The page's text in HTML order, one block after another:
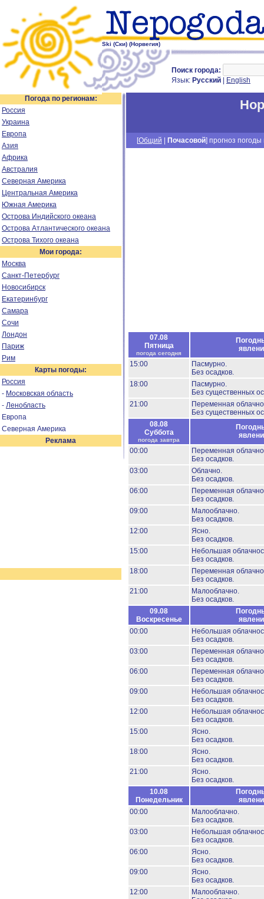
Ski (Ски) (Норвегия)
Поиск города:
Язык: Русский English
Погода по регионам:
Россия
Украина
Европа
Азия
Африка
Австралия
Северная Америка
Центральная Америка
Южная Америка
Острова Индийского океана
Острова Атлантического океана
Острова Тихого океана
Мои города:
Москва
Санкт-Петербург
Новосибирск
Екатеринбург
Самара
Сочи
Лондон
Париж
Рим
Карты погоды:
Россия
- Московская область
- Ленобласть
Европа
Северная Америка
Реклама
[Общий Почасовой] прогноз погоды
07.08
Пятница
погода сегодня
15:00
Пасмурно.
Без осадков.
18:00
Пасмурно.
Без существенных
21:00
Переменная
Без существенных
08.08
Суббота
погода завтра
00:00
Переменная
Без осадков.
03:00
Облачно.
Без осадков.
06:00
Переменная
Без осадков.
09:00
Малооблачно.
Без осадков.
12:00
Ясно.
Без осадков.
15:00
Небольшая
Без осадков.
18:00
Переменная
Без осадков.
21:00
Малооблачно.
Без осадков.
09.08
Воскресенье
00:00
Небольшая
Без осадков.
03:00
Переменная
Без осадков.
06:00
Переменная
Без осадков.
09:00
Небольшая
Без осадков.
12:00
Небольшая
Без осадков.
15:00
Ясно.
Без осадков.
18:00
Ясно.
Без осадков.
21:00
Ясно.
Без осадков.
10.08
Понедельник
00:00
Малооблачно.
Без осадков.
03:00
Небольшая
Без осадков.
06:00
Ясно.
Без осадков.
09:00
Ясно.
Без осадков.
12:00
Малооблачно.